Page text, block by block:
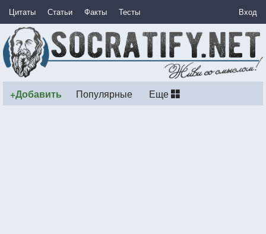
Цитаты Статьи Факты Тесты Вход
+Добавить Популярные Еще